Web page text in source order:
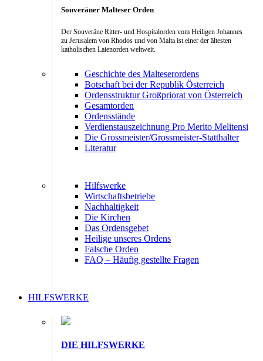
Souveräner Malteser Orden
Der Souveräne Ritter- und Hospitalorden vom Heiligen Johannes
zu Jerusalem von Rhodos und von Malta ist einer der ältesten
katholischen Laienorden weltweit.
Geschichte des Malteserordens
Botschaft bei der Republik Österreich
Ordensstruktur Großpriorat von Österreich
Gesamtorden
Ordensstände
Verdienstauszeichnung Pro Merito Melitensi
Die Grossmeister/Grossmeister-Statthalter
Literatur
Hilfswerke
Wirtschaftsbetriebe
Nachhaltigkeit
Die Kirchen
Das Ordensgebet
Heilige unseres Ordens
Falsche Orden
FAQ – Häufig gestellte Fragen
HILFSWERKE
DIE HILFSWERKE